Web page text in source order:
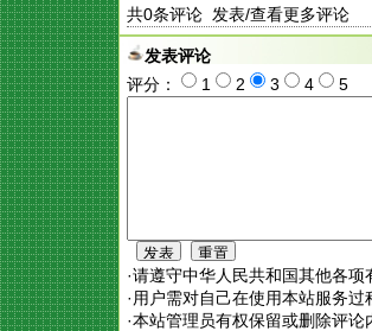
共0条评论 发表/查看更多评论
发表评论
评分：
1 2 3 4 5
·请遵守中华人民共和国其他各项
·用户需对自己在使用本站服务
·本站管理员有权保留或删除评论